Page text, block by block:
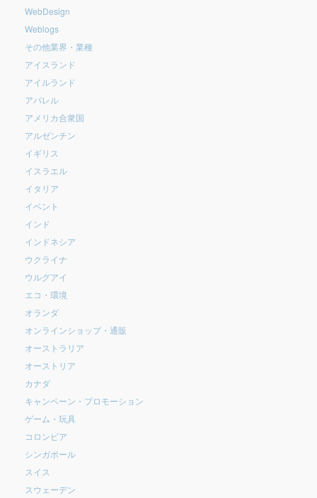
WebDesign
Weblogs
その他業界・業種
アイスランド
アイルランド
アパレル
アメリカ合衆国
アルゼンチン
イギリス
イスラエル
イタリア
イベント
インド
インドネシア
ウクライナ
ウルグアイ
エコ・環境
オランダ
オンラインショップ・通販
オーストラリア
オーストリア
カナダ
キャンペーン・プロモーション
ゲーム・玩具
コロンビア
シンガポール
スイス
スウェーデン